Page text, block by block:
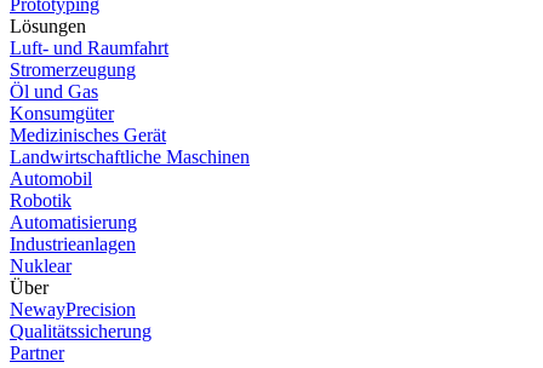
Prototyping
Lösungen
Luft- und Raumfahrt
Stromerzeugung
Öl und Gas
Konsumgüter
Medizinisches Gerät
Landwirtschaftliche Maschinen
Automobil
Robotik
Automatisierung
Industrieanlagen
Nuklear
Über
NewayPrecision
Qualitätssicherung
Partner